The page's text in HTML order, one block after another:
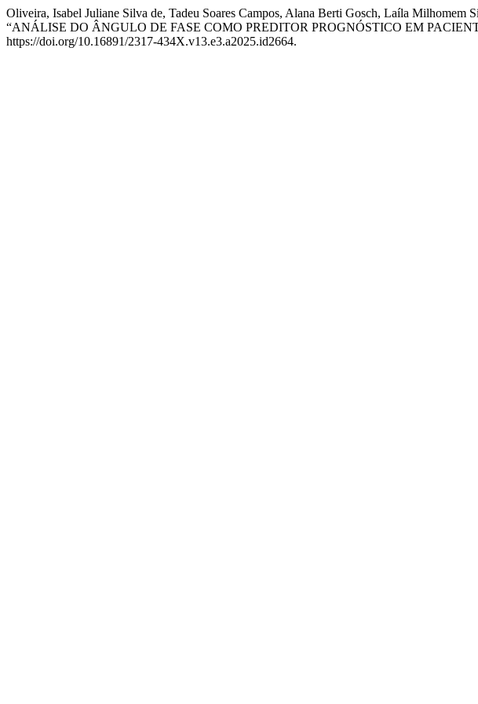
Oliveira, Isabel Juliane Silva de, Tadeu Soares Campos, Alana Berti Gosch, Laíla
“ANÁLISE DO ÂNGULO DE FASE COMO PREDITOR PROGNÓSTICO EM
https://doi.org/10.16891/2317-434X.v13.e3.a2025.id2664.